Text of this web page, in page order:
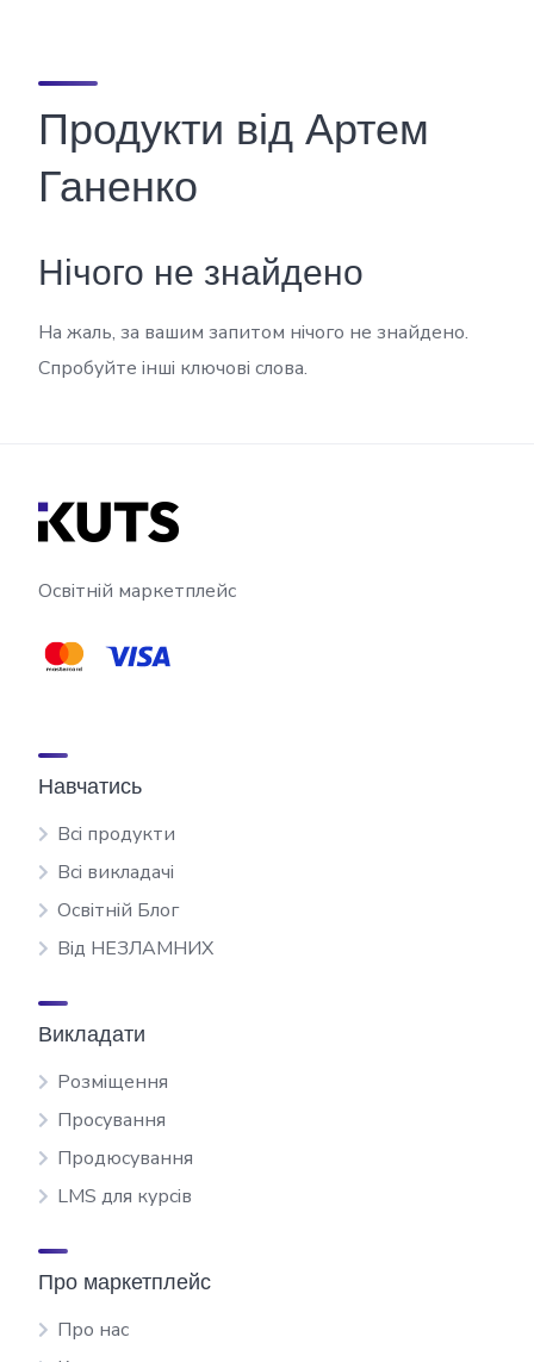
Продукти від Артем
Ганенко
Нічого не знайдено
На жаль, за вашим запитом нічого не знайдено.
Спробуйте інші ключові слова.
Освітній маркетплейс
Навчатись
Всі продукти
Всі викладачі
Освітній Блог
Від НЕЗЛАМНИХ
Викладати
Розміщення
Просування
Продюсування
LMS для курсів
Про маркетплейс
Про нас